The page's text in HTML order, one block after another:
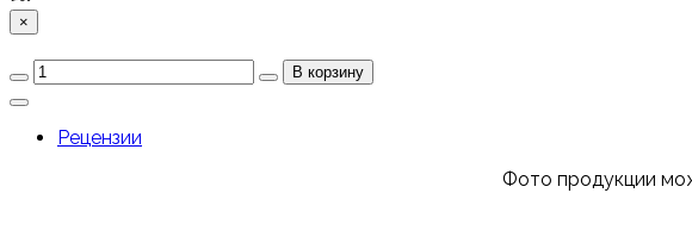
×
Рецензии
Фото продукции